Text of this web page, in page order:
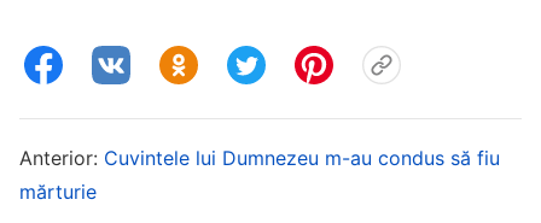
rostogolească involuntar pe față. Eram furios în
clipa aceea, pentru că sloganul „Fii civilizat în
gestionarea cazurilor” era scris clar pe perete,
dar ne tratau ca pe niște tâlhari sălbatici sau
ucigași la drumul mare! Nu era deloc civilizat! De
Anterior: Cuvintele lui Dumnezeu m-au condus să fiu
mărturie